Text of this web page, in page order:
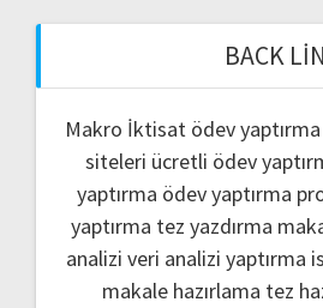
BACK
Makro İktisat ödev yaptırma
siteleri ücretli ödev
yaptırma ödev yaptırma
yaptırma tez yazdırma
analizi veri analizi yaptırma
makale hazırlama tez